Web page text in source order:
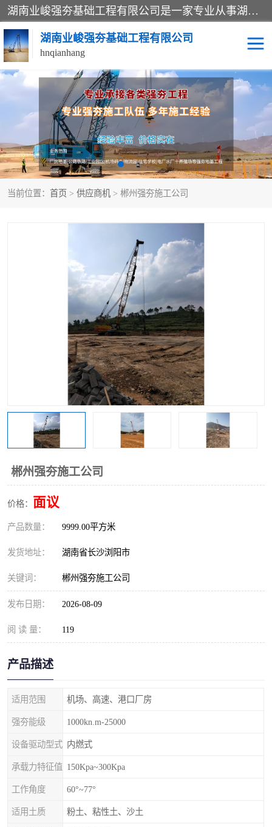
湖南业峻强夯基础工程有限公司是一家专业从事湖南强夯基础工程、强夯机租赁，地基处理的施工单位。业务覆盖：湖南、广东，江西等地。可承接1000KN.m-25000KN.m强夯（置换）工程。公司创始人是国内较早期从事强夯施工的建设者，经过多年的一步一个脚印的发展，在行业内具有较高的度和良好的口碑。
湖南业峻强夯基础工程有限公司
hnqianhang
当前位置： 首页 > 供应商机 > 郴州强夯施工公司
郴州强夯施工公司
价格： 面议
产品数量： 9999.00平方米
发货地址： 湖南省长沙浏阳市
关键词： 郴州强夯施工公司
发布日期： 2026-08-09
阅 读 量： 119
产品描述
适用范围 机场、高速、港口厂房
强夯能级 1000kn.m-25000
设备驱动型式 内燃式
承载力特征值 150Kpa~300Kpa
工作角度 60°~77°
适用土质 粉土、粘性土、沙土
强夯施工案例 强夯机租赁
强夯施工工程 强夯施工队伍
强夯队伍